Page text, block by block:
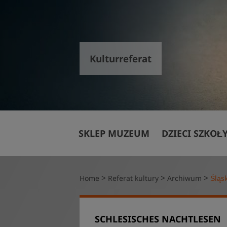
Kulturreferat
SKLEP MUZEUM DZIECI
Rodzinna
Home > Referat kultury > Archiwum >
SCHLESISCHES NACHTLESEN